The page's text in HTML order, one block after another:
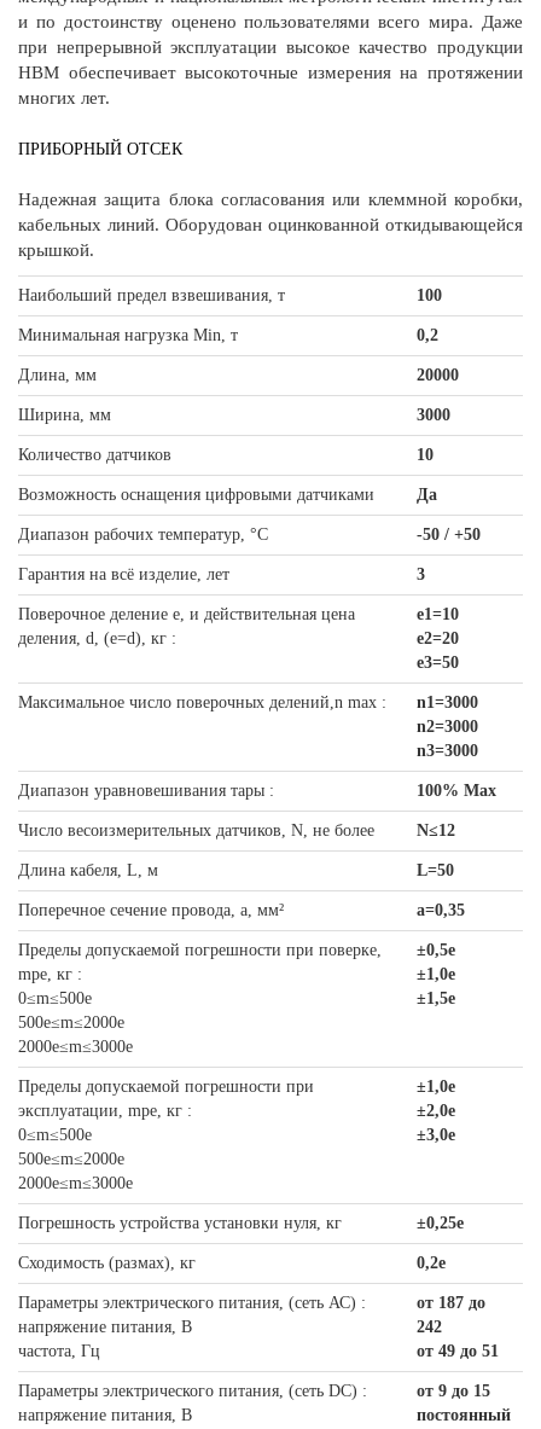
и по достоинству оценено пользователями всего мира. Даже
при непрерывной эксплуатации высокое качество продукции
HBM обеспечивает высокоточные измерения на протяжении
многих лет.
ПРИБОРНЫЙ ОТСЕК
Надежная защита блока согласования или клеммной коробки,
кабельных линий. Оборудован оцинкованной откидывающейся
крышкой.
Наибольший предел взвешивания, т 100
Минимальная нагрузка Min, т 0,2
Длина, мм 20000
Ширина, мм 3000
Количество датчиков 10
Возможность оснащения цифровыми датчиками Да
Диапазон рабочих температур, °С -50 / +50
Гарантия на всё изделие, лет 3
Поверочное деление e, и действительная цена
деления, d, (e=d), кг :
е1=10
е2=20
е3=50
Максимальное число поверочных делений,n max :
n1=3000
n2=3000
n3=3000
Диапазон уравновешивания тары : 100% Max
Число весоизмерительных датчиков, N, не более N≤12
Длина кабеля, L, м L=50
Поперечное сечение провода, а, мм² a=0,35
Пределы допускаемой погрешности при поверке,
mpe, кг :
0≤m≤500e
500e≤m≤2000e
2000e≤m≤3000e
±0,5e
±1,0e
±1,5e
Пределы допускаемой погрешности при
эксплуатации, mpe, кг :
0≤m≤500e
500e≤m≤2000e
2000e≤m≤3000e
±1,0e
±2,0e
±3,0e
Погрешность устройства установки нуля, кг ±0,25e
Сходимость (размах), кг 0,2e
Параметры электрического питания, (сеть АС) :
напряжение питания, В
частота, Гц
от 187 до
242
от 49 до 51
Параметры электрического питания, (сеть DС) :
напряжение питания, В
от 9 до 15
постоянный